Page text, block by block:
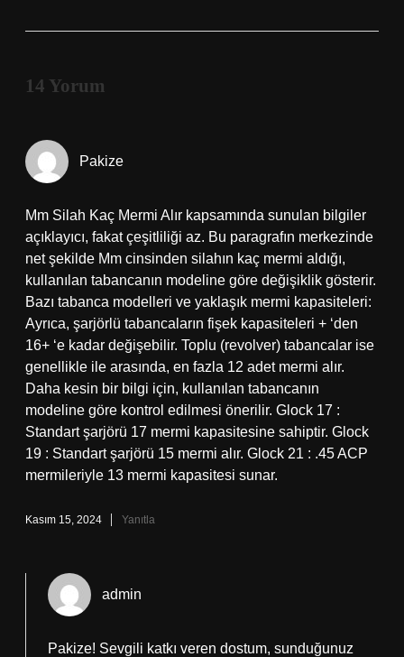
14 Yorum
Pakize
Mm Silah Kaç Mermi Alır kapsamında sunulan bilgiler
açıklayıcı, fakat çeşitliliği az. Bu paragrafın merkezinde
net şekilde Mm cinsinden silahın kaç mermi aldığı,
kullanılan tabancanın modeline göre değişiklik gösterir.
Bazı tabanca modelleri ve yaklaşık mermi kapasiteleri:
Ayrıca, şarjörlü tabancaların fişek kapasiteleri + ‘den
16+ ‘e kadar değişebilir. Toplu (revolver) tabancalar ise
genellikle ile arasında, en fazla 12 adet mermi alır.
Daha kesin bir bilgi için, kullanılan tabancanın
modeline göre kontrol edilmesi önerilir. Glock 17 :
Standart şarjörü 17 mermi kapasitesine sahiptir. Glock
19 : Standart şarjörü 15 mermi alır. Glock 21 : .45 ACP
mermileriyle 13 mermi kapasitesi sunar.
Kasım 15, 2024 Yanıtla
admin
Pakize! Sevgili katkı veren dostum, sunduğunuz